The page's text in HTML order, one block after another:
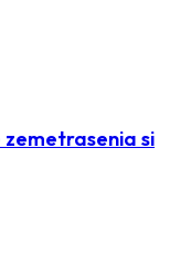
zemetrasenia si